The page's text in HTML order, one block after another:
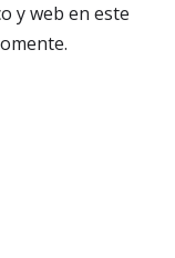
y web en este